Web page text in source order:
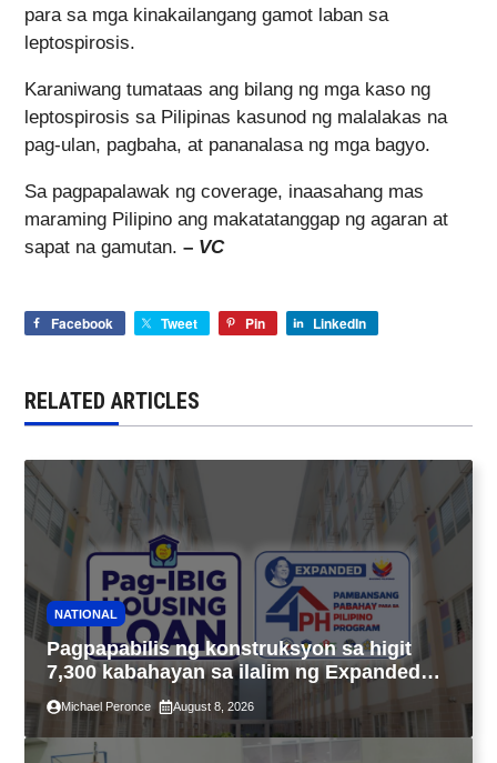
para sa mga kinakailangang gamot laban sa
leptospirosis.
Karaniwang tumataas ang bilang ng mga kaso ng
leptospirosis sa Pilipinas kasunod ng malalakas na
pag-ulan, pagbaha, at pananalasa ng mga bagyo.
Sa pagpapalawak ng coverage, inaasahang mas
maraming Pilipino ang makatatanggap ng agaran at
sapat na gamutan. – VC
Facebook Tweet Pin LinkedIn
RELATED ARTICLES
NATIONAL
Pagpapabilis ng konstruksyon sa higit
7,300 kabahayan sa ilalim ng Expanded
4PH, posible na sa pagtutulungan ng Pag-
IBIG at P.A. Alvarez
Michael Peronce August 8, 2026